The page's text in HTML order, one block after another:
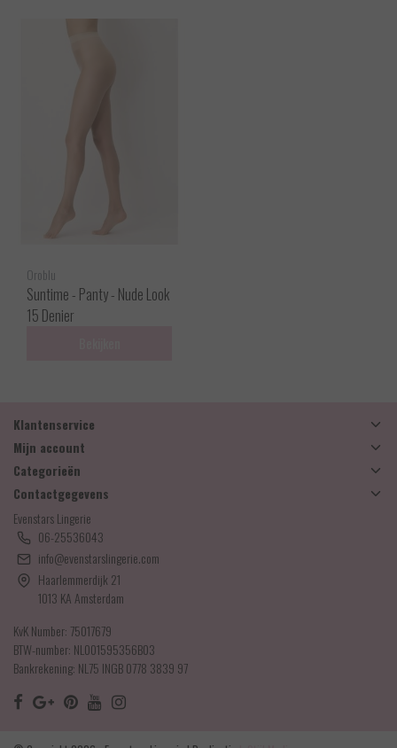
Oroblu
Suntime - Panty - Nude Look
15 Denier
Klantenservice
Mijn account
Categorieën
Contactgegevens
Evenstars Lingerie
06-25536043
info@evenstarslingerie.com
Haarlemmerdijk 21
1013 KA Amsterdam
KvK Number: 75017679
BTW-number: NL001595356B03
Bankrekening: NL75 INGB 0778 3839 97